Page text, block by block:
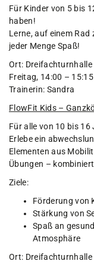
Für Kinder von 5 bis
haben!
Lerne, auf einem
jeder Menge Spaß!
Ort: Dreifachturnhalle
Freitag, 14:00 –
Trainerin: Sandra
FlowFit Kids –
Für alle von 10 bis 16
Erlebe ein
Elementen aus
Übungen –
Ziele:
Förderung von
Stärkung von
Spaß an
Atmosphäre
Ort: Dreifachturnhalle